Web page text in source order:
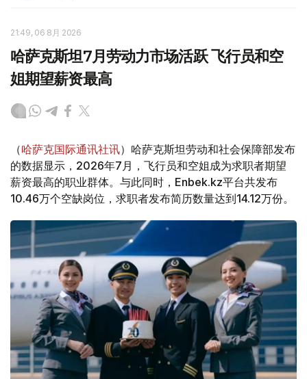
21:49, 06 8月 2026
哈萨克斯坦7月劳动力市场活跃 飞行员和空
姐期望薪资最高
（哈萨克国际通讯社讯）哈萨克斯坦劳动和社会保障部发布
的数据显示，2026年7月，飞行员和空姐成为求职者期望
薪资最高的职业群体。与此同时，Enbek.kz平台共发布
10.46万个空缺岗位，求职者发布简历数量达到14.12万份。